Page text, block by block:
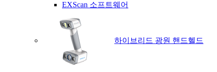
EXScan 소프트웨어
하이브리드 광원 핸드헬드